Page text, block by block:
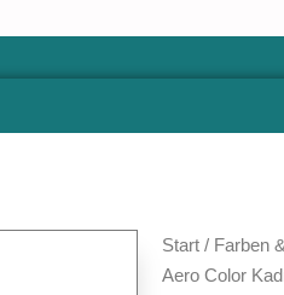
Start / Farben
Aero Color